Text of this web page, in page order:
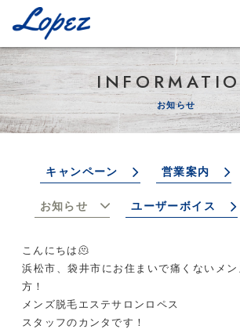
お知らせ
キャンペーン 営業案内
お知らせ ユーザーボイス
こんにちは🫠
浜松市、袋井市にお住まいで痛くないメ
方！
メンズ脱毛エステサロンロペス
スタッフのカンタです！